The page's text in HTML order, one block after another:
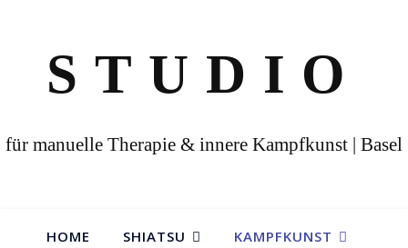
STUDIO
für manuelle Therapie & innere Kampfkunst | Basel
HOME SHIATSU KAMPFKUNST